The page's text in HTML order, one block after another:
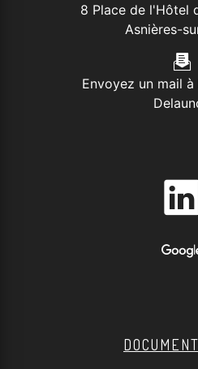
8 Place de l'Hôtel
Asnières-
Envoyez un mail